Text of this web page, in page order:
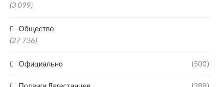
(3 099)
Общество
(27 736)
Официально (500)